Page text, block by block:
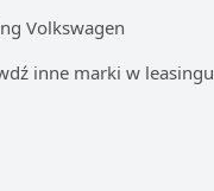
Volkswagen
inne marki w leasingu